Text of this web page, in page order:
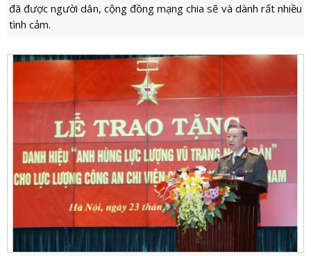
đã được người dân, cộng đồng mạng chia sẽ và dành rất nhiều
tình cảm.